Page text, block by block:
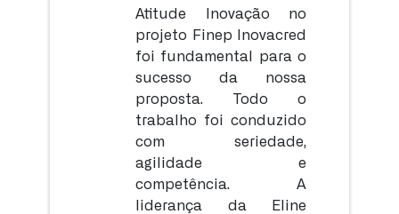
Atitude Inovação no
projeto Finep Inovacred
foi fundamental para o
sucesso da nossa
proposta. Todo o
trabalho foi conduzido
com seriedade,
agilidade e
competência. A
liderança da Eline